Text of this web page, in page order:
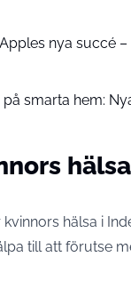
nya succé
smarta hem:
hälsa i
till att förutse